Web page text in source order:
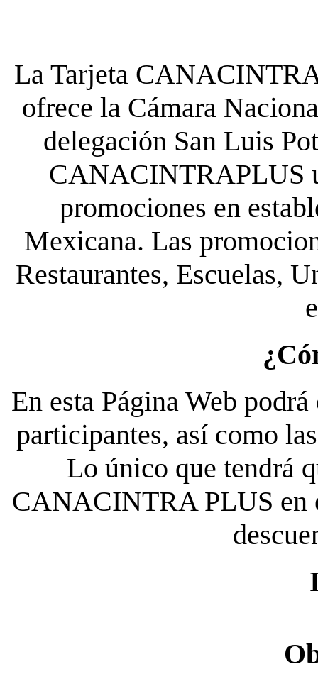
La Tarjeta
ofrece la Cámara
delegación San Luis
CANACINTRAPLUS
promociones en
Mexicana. Las
Restaurantes, Escuelas,
En esta Página Web
participantes, así como
Lo único que tendrá
CANACINTRA PLUS en